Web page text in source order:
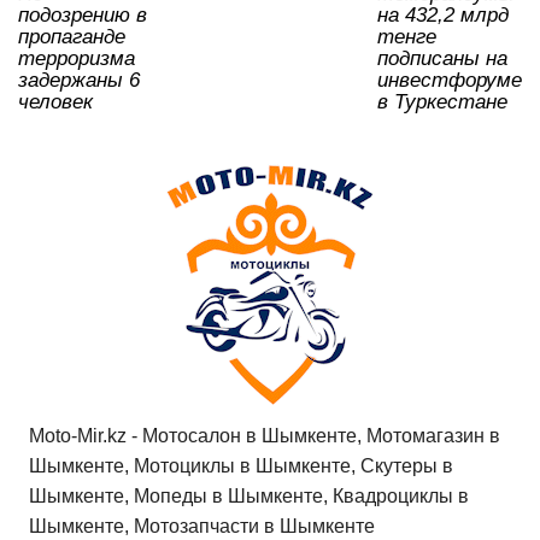
подозрению в
пропаганде
терроризма
задержаны 6
человек
на 432,2 млрд
тенге
подписаны на
инвестфоруме
в Туркестане
Moto-Mir.kz - Мотосалон в Шымкенте, Мотомагазин в
Шымкенте, Мотоциклы в Шымкенте, Скутеры в
Шымкенте, Мопеды в Шымкенте, Квадроциклы в
Шымкенте, Мотозапчасти в Шымкенте